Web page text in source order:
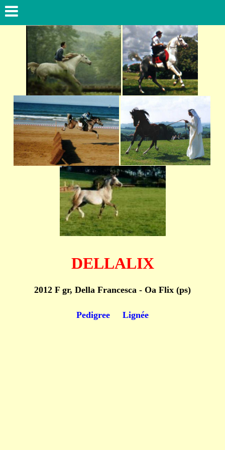
DELLALIX
2012 F gr, Della Francesca - Oa Flix (ps)
Pedigree Lignée